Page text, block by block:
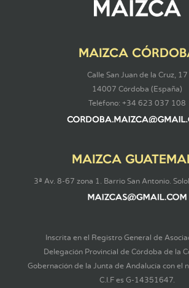
MAIZCA
Calle San Juan de la Cruz, 17
14007 Córdoba (España)
Teléfono: +34 623 037 108
MAIZCA
3ª Av. 8-67 zona 1. Barrio San Antonio.
Inscrita en el Registro General de
Delegación Provincial de Córdoba de la
Gobernación de la Junta de Andalucía con el
C.I.F es G-14351647.